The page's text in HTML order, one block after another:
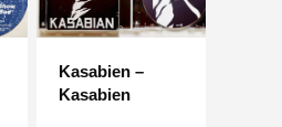
Kasabien –
Kasabien